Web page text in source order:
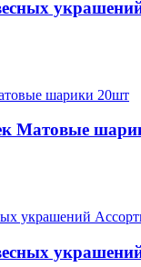
Матовые